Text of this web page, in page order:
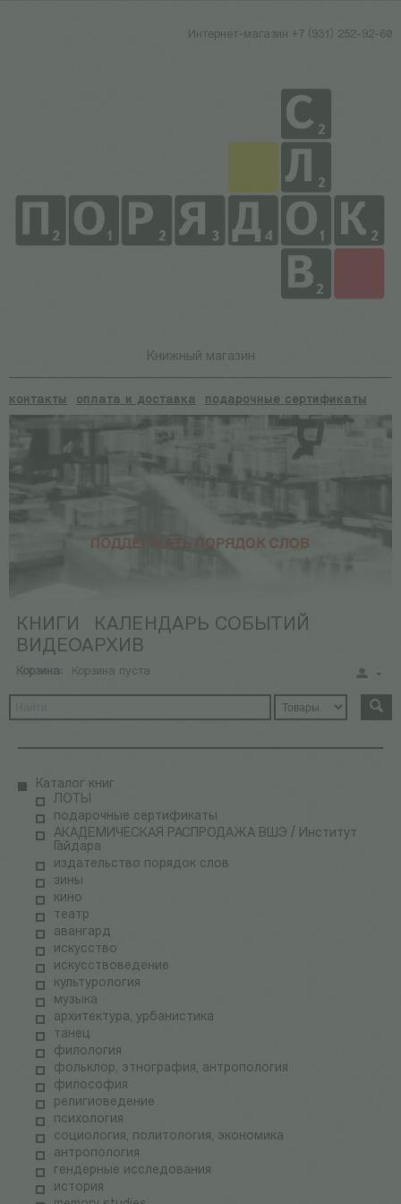
Интернет-магазин +7 (931) 252-92-60
Книжный магазин
контакты оплата и доставка подарочные сертификаты
КНИГИ
КАЛЕНДАРЬ СОБЫТИЙ
ВИДЕОАРХИВ
Корзина: Корзина пуста
Каталог книг
ЛОТЫ
подарочные сертификаты
АКАДЕМИЧЕСКАЯ РАСПРОДАЖА ВШЭ / Институт
Гайдара
издательство порядок слов
зины
кино
театр
авангард
искусство
искусствоведение
культурология
музыка
архитектура, урбанистика
танец
филология
фольклор, этнография, антропология
философия
религиоведение
психология
социология, политология, экономика
антропология
гендерные исследования
история